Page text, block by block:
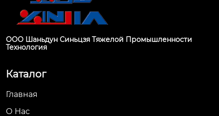
ООО Шаньдун Синьцзя Тяжелой Промышленности
Технология
Каталог
Главная
О Hас